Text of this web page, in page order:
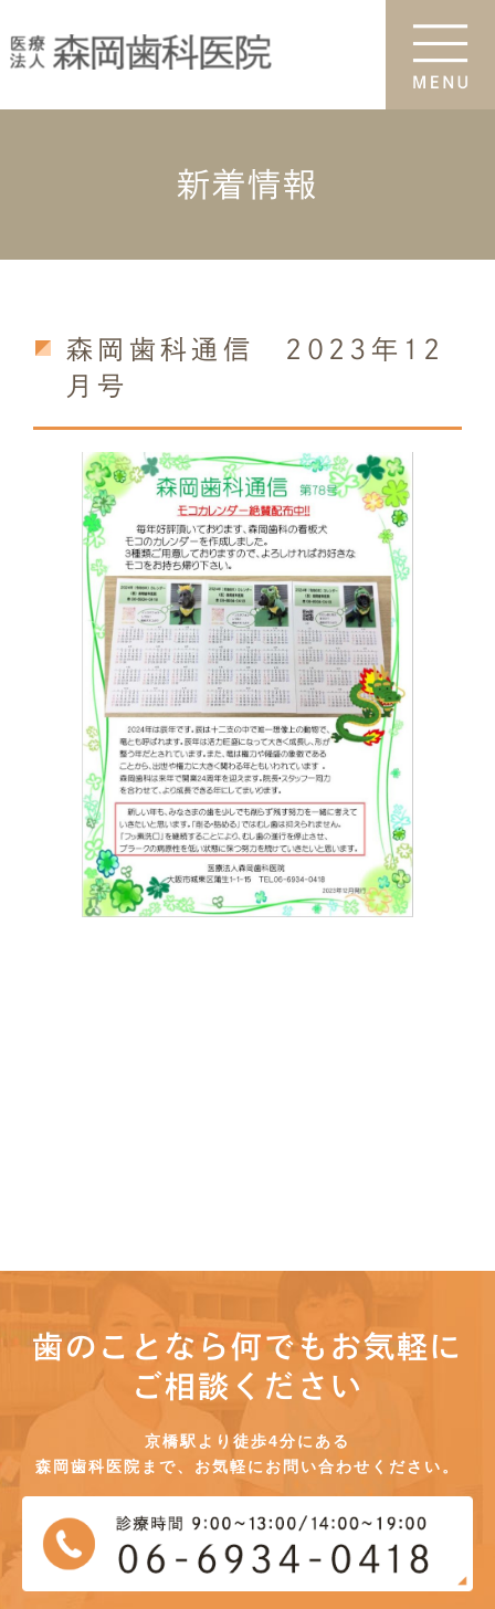
新着情報
森岡歯科通信 2023年12
月号
歯のことなら何でもお気軽に
ご相談ください
京橋駅より徒歩4分にある
森岡歯科医院まで、お気軽にお問い合わせください。